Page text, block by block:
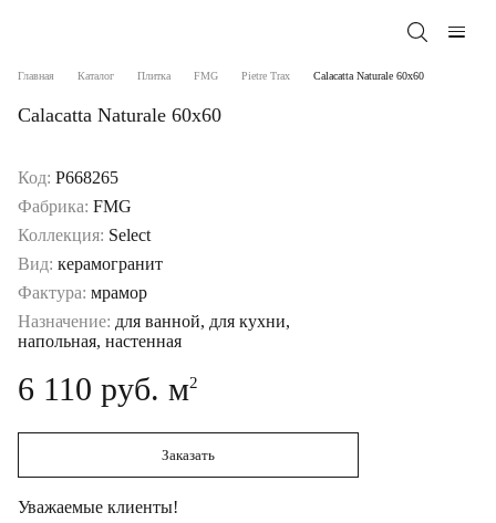
Главная Каталог Плитка FMG Pietre Trax Calacatta Naturale 60x60
Calacatta Naturale 60x60
Код: P668265
Фабрика: FMG
Коллекция: Select
Вид: керамогранит
Фактура: мрамор
Назначение: для ванной, для кухни,
напольная, настенная
6 110 руб. м2
Заказать
Уважаемые клиенты!